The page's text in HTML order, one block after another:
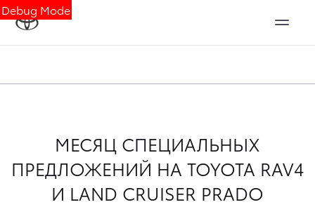
Debug Mode
МЕСЯЦ СПЕЦИАЛЬНЫХ
ПРЕДЛОЖЕНИЙ НА TOYOTA RAV4
И LAND CRUISER PRADO